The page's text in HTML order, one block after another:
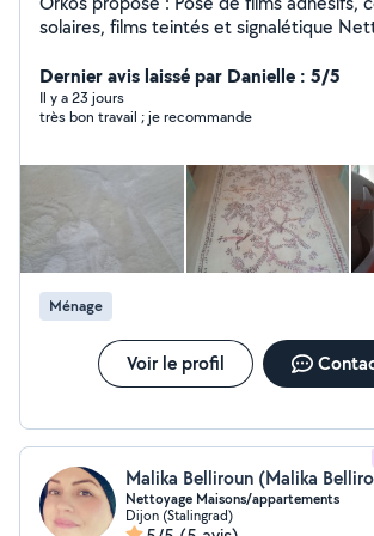
solaires, films teintés et signalétique
tapis canapé moquette etc. Nettoyage
intérieur et extérieur sur plac.
appartements Cavé etc. Déchetterie
vitrophanie,cover etc
Dernier avis laissé par Danielle : 5/5
Il y a 23 jours
très bon travail ; je recommande
Ménage
Voir le profil
Malika Belliroun (Malika
Nettoyage Maisons/appartements
Dijon (Stalingrad)